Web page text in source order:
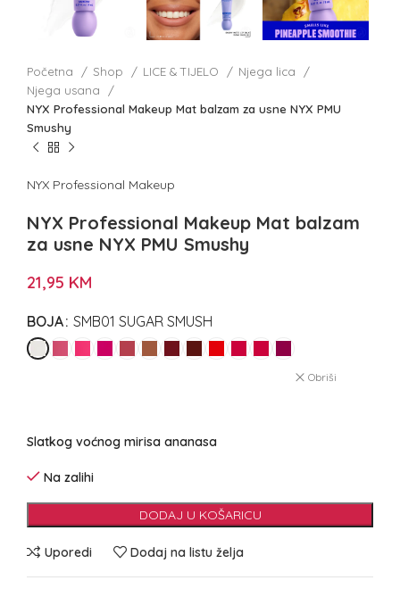
Početna Shop LICE & TIJELO
Njega lica
Njega usana
NYX Professional Makeup Mat balzam za usne NYX PMU
Smushy
NYX Professional Makeup
NYX Professional Makeup Mat balzam
za usne NYX PMU Smushy
21,95 KM
BOJA SMB01 SUGAR SMUSH
Obriši
Slatkog voćnog mirisa ananasa
Na zalihi
DODAJ U KOŠARICU
Uporedi Dodaj na listu želja